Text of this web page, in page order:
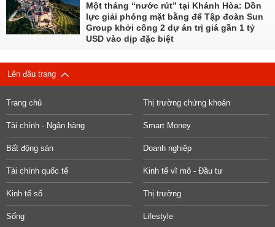
Một tháng “nước rút” tại Khánh Hòa: Dồn
lực giải phóng mặt bằng để Tập đoàn Sun
Group khởi công 2 dự án trị giá gần 1 tỷ
USD vào dịp đặc biệt
Lên đầu trang
Trang chủ Thị trường chứng khoán
Tài chính - Ngân hàng Smart Money
Bất động sản Doanh nghiệp
Tài chính quốc tế Kinh tế vĩ mô - Đầu tư
Kinh tế số Thị trường
Sống Lifestyle